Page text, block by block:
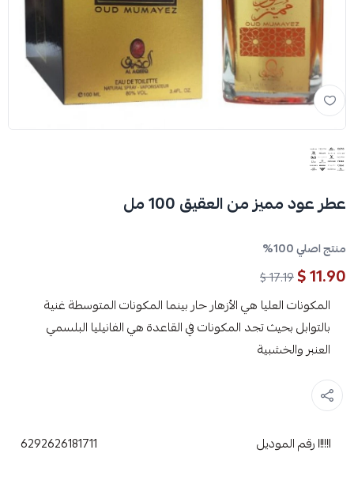
عطر عود مميز من العقيق 100 مل
منتج اصلي 100%
11.90 $
17.19 $
المكونات العليا هي الأزهار حار بينما المكونات المتوسطة غنية
بالتوابل بحيث تجد المكونات في القاعدة هي الفانيليا البلسمي
العنبر والخشبية
رقم الموديل 6292626181711